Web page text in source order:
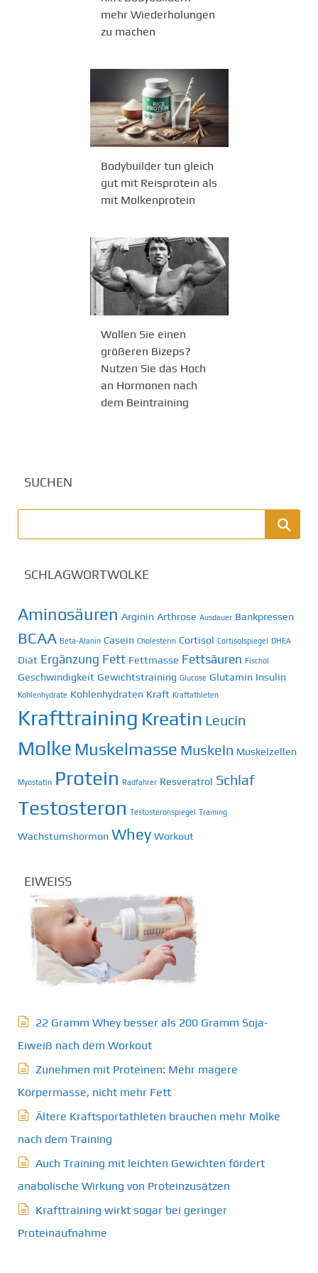
mehr Wiederholungen
zu machen
Bodybuilder tun gleich
gut mit Reisprotein als
mit Molkenprotein
Wollen Sie einen
größeren Bizeps?
Nutzen Sie das Hoch
an Hormonen nach
dem Beintraining
SUCHEN
SCHLAGWORTWOLKE
Aminosäuren Arginin Arthrose Ausdauer Bankpressen
BCAA Beta-Alanin Casein Cholesterin Cortisol Cortisolspiegel DHEA
Diät Ergänzung Fett Fettmasse Fettsäuren Fischöl
Geschwindigkeit Gewichtstraining Glucose Glutamin Insulin
Kohlenhydrate Kohlenhydraten Kraft Kraftathleten
Krafttraining Kreatin Leucin
Molke Muskelmasse Muskeln Muskelzellen
Myostatin Protein Radfahrer Resveratrol Schlaf
Testosteron Testosteronspiegel Training
Wachstumshormon Whey Workout
EIWEISS
22 Gramm Whey besser als 200 Gramm Soja-
Eiweiß nach dem Workout
Zunehmen mit Proteinen: Mehr magere
Körpermasse, nicht mehr Fett
Ältere Kraftsportathleten brauchen mehr Molke
nach dem Training
Auch Training mit leichten Gewichten fördert
anabolische Wirkung von Proteinzusätzen
Krafttraining wirkt sogar bei geringer
Proteinaufnahme